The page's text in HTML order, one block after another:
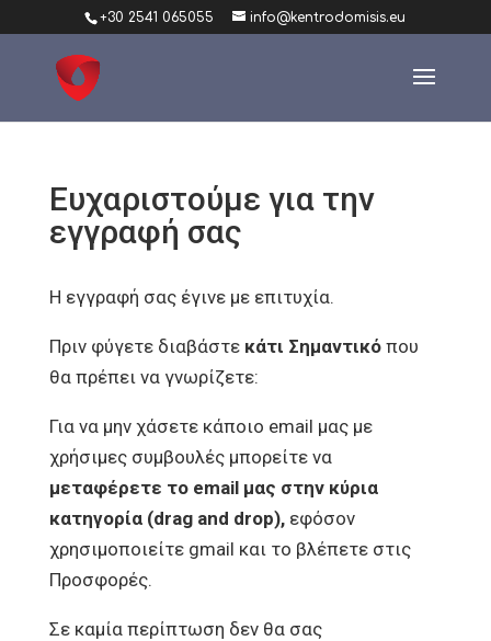
+30 2541 065055 info@kentrodomisis.eu
Ευχαριστούμε για την
εγγραφή σας
Η εγγραφή σας έγινε με επιτυχία.
Πριν φύγετε διαβάστε κάτι Σημαντικόπου
θα πρέπει να γνωρίζετε:
Για να μην χάσετε κάποιο email μας με
χρήσιμες συμβουλές μπορείτε να
μεταφέρετε το email μας στην κύρια
κατηγορία (drag and drop),εφόσον
χρησιμοποιείτε gmail και το βλέπετε στις
Προσφορές.
Σε καμία περίπτωση δεν θα σας